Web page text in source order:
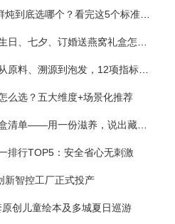
孕早期想买燕窝，干燕窝和鲜炖到底选哪个？看完这5个标准再下单
2026干燕窝选购避坑指南：从原料、溯源到泡发，12项指标判断靠谱燕窝
么选？五大维度+场景化推荐
2026七夕浪漫告白礼燕窝礼盒清单——用一份滋养，说出藏在心底的爱
排行TOP5：安全省心无刺激
新智控工厂正式投产
创儿童绘本及多城夏日巡游